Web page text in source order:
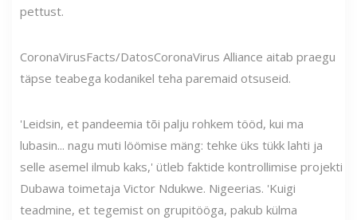
pettust.
CoronaVirusFacts/DatosCoronaVirus Alliance aitab praegu
täpse teabega kodanikel teha paremaid otsuseid.
'Leidsin, et pandeemia tõi palju rohkem tööd, kui ma
lubasin... nagu muti löömise mäng: tehke üks tükk lahti ja
selle asemel ilmub kaks,' ütleb faktide kontrollimise projekti
Dubawa toimetaja Victor Ndukwe. Nigeerias. 'Kuigi
teadmine, et tegemist on grupitööga, pakub külma